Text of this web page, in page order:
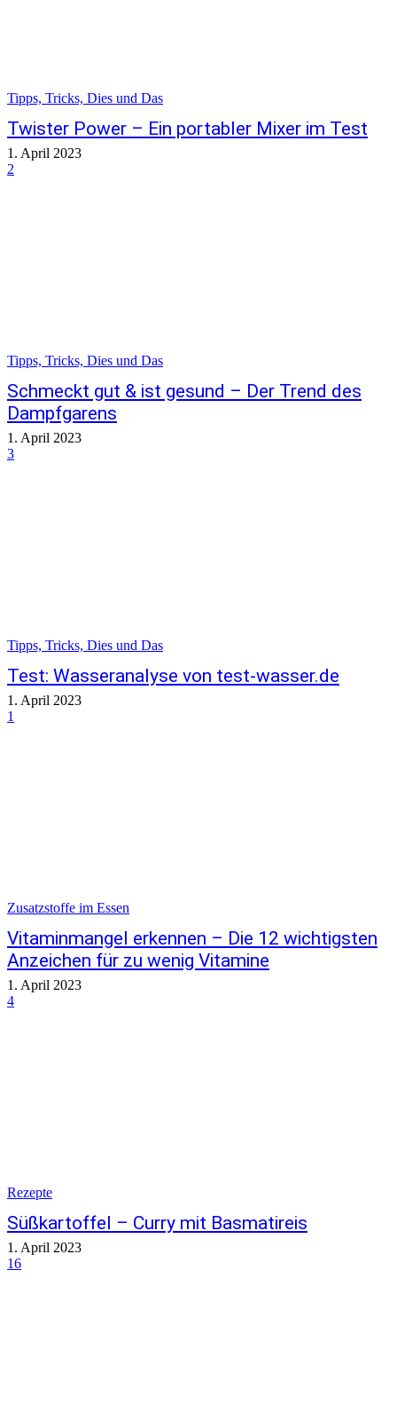
Tipps, Tricks, Dies und Das
Twister Power – Ein portabler Mixer im Test
1. April 2023
2
Tipps, Tricks, Dies und Das
Schmeckt gut & ist gesund – Der Trend des
Dampfgarens
1. April 2023
3
Tipps, Tricks, Dies und Das
Test: Wasseranalyse von test-wasser.de
1. April 2023
1
Zusatzstoffe im Essen
Vitaminmangel erkennen – Die 12 wichtigsten
Anzeichen für zu wenig Vitamine
1. April 2023
4
Rezepte
Süßkartoffel – Curry mit Basmatireis
1. April 2023
16